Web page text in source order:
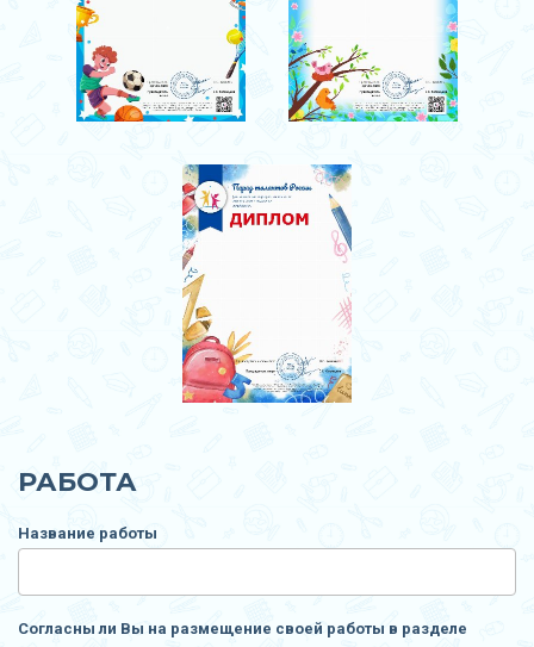
РАБОТА
Название работы
Согласны ли Вы на размещение своей работы в разделе